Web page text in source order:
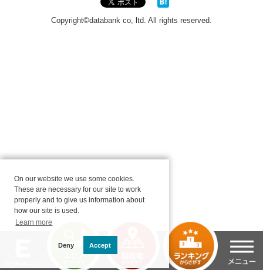
On our website we use some cookies.
These are necessary for our site to work
properly and to give us information about
how our site is used.
Learn more
Deny Accept